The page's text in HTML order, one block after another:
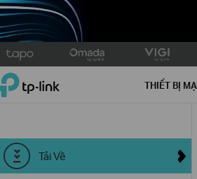
TP-Link, Reliably Smart THIẾT BỊ
Tải Về